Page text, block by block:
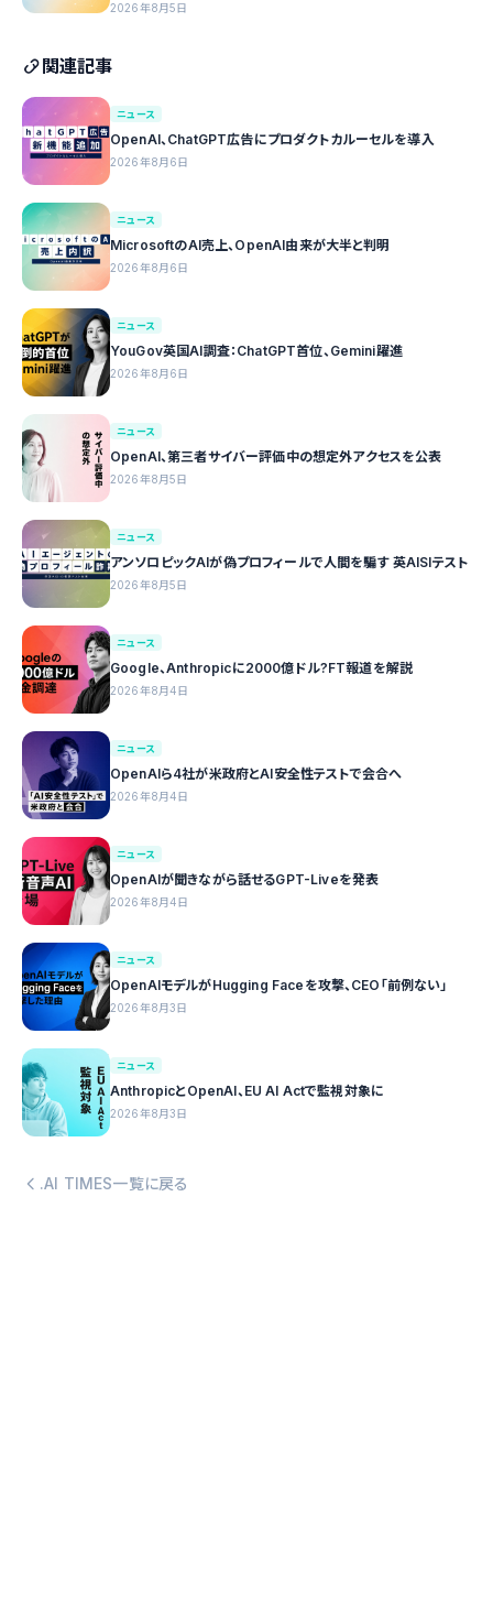
2026年8月5日
関連記事
ニュース
OpenAI、ChatGPT広告にプロダクトカルーセルを導入
2026年8月6日
ニュース
MicrosoftのAI売上、OpenAI由来が大半と判明
2026年8月6日
ニュース
YouGov英国AI調査：ChatGPT首位、Gemini躍進
2026年8月6日
ニュース
OpenAI、第三者サイバー評価中の想定外アクセスを公表
2026年8月5日
ニュース
アンソロピックAIが偽プロフィールで人間を騙す 英AISIテスト
2026年8月5日
ニュース
Google、Anthropicに2000億ドル?FT報道を解説
2026年8月4日
ニュース
OpenAIら4社が米政府とAI安全性テストで会合へ
2026年8月4日
ニュース
OpenAIが聞きながら話せるGPT-Liveを発表
2026年8月4日
ニュース
OpenAIモデルがHugging Faceを攻撃、CEO「前例ない」
2026年8月3日
ニュース
AnthropicとOpenAI、EU AI Actで監視対象に
2026年8月3日
.AI TIMES一覧に戻る